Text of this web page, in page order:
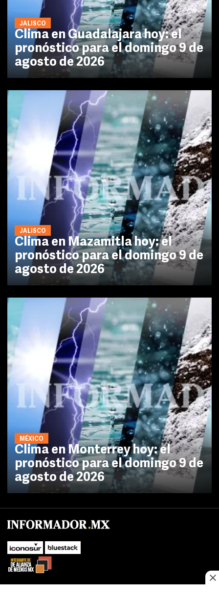
JALISCO
Clima en Guadalajara hoy: el
pronóstico para el domingo 9 de
agosto de 2026
JALISCO
Clima en Mazamitla hoy: el
pronóstico para el domingo 9 de
agosto de 2026
MÉXICO
Clima en Monterrey hoy: el
pronóstico para el domingo 9 de
agosto de 2026